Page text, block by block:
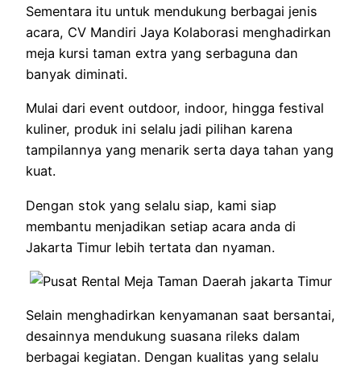
Sementara itu untuk mendukung berbagai jenis
acara, CV Mandiri Jaya Kolaborasi menghadirkan
meja kursi taman extra yang serbaguna dan
banyak diminati.
Mulai dari event outdoor, indoor, hingga festival
kuliner, produk ini selalu jadi pilihan karena
tampilannya yang menarik serta daya tahan yang
kuat.
Dengan stok yang selalu siap, kami siap
membantu menjadikan setiap acara anda di
Jakarta Timur lebih tertata dan nyaman.
Selain menghadirkan kenyamanan saat bersantai,
desainnya mendukung suasana rileks dalam
berbagai kegiatan. Dengan kualitas yang selalu